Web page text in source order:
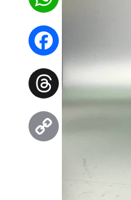
WhatsApp
Facebook
Threads